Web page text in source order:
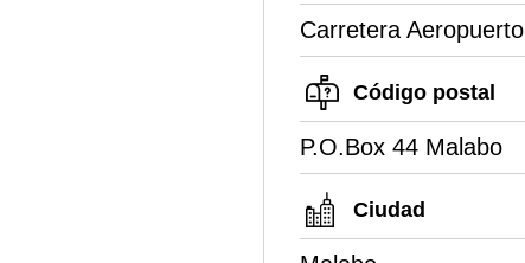
Carretera Aeropuerto
Código postal
P.O.Box 44 Malabo
Ciudad